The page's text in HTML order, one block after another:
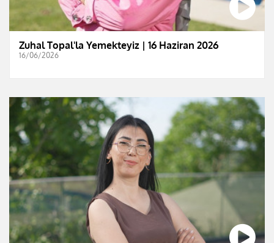
Zuhal Topal'la Yemekteyiz | 16 Haziran 2026
16/06/2026